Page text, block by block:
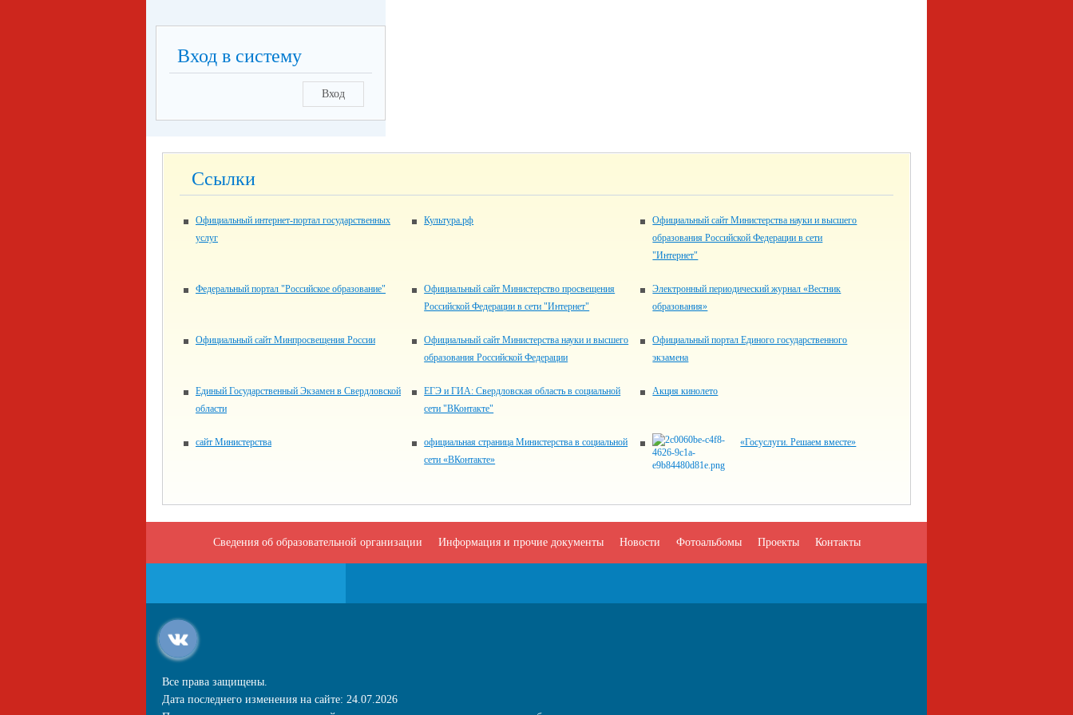
Вход в систему
Вход
Ссылки
Официальный интернет-портал государственных
услуг
Культура.рф
Официальный сайт Министерства науки и высшего
образования Российской Федерации в сети
"Интернет"
Федеральный портал "Российское образование"
Официальный сайт Министерство просвещения
Российской Федерации в сети "Интернет"
Электронный периодический журнал «Вестник
образования»
Официальный сайт Минпросвещения России
Официальный сайт Министерства науки и высшего
образования Российской Федерации
Официальный портал Единого государственного
экзамена
Единый Государственный Экзамен в Свердловской
области
ЕГЭ и ГИА: Свердловская область в социальной
сети "ВКонтакте"
Акция кинолето
сайт Министерства
официальная страница Министерства в социальной
сети «ВКонтакте»
«Госуслуги. Решаем вместе»
Сведения об образовательной организации Информация и прочие документы Новости Фотоальбомы Проекты Контакты
Все права защищены.
Дата последнего изменения на сайте: 24.07.2026